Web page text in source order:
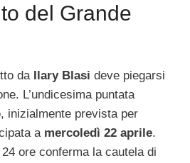
del Grande
da Ilary Blasi deve piegarsi
L’undicesima puntata
, inizialmente prevista per
a mercoledì 22 aprile.
ore conferma la cautela di